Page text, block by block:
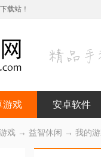
载站！
游戏 安卓软件
戏 → 益智休闲 → 我的游